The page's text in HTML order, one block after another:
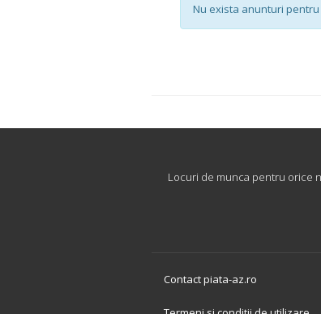
Nu exista anunturi
Locuri de munca pentru orice
Contact piata-az.ro